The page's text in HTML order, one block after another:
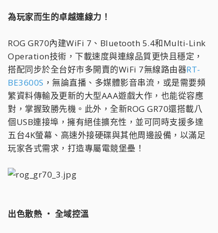
為玩家而生的卓越連線力！
ROG GR70內建WiFi 7、Bluetooth 5.4和Multi-Link
Operation技術，下載速度與連線品質更快且穩定，
搭配同步於全台好市多開賣的WiFi 7無線路由器RT-
BE3600S ，無論直播、多媒體影音串流，或是需要頻
繁資料傳輸及更新的大型AAA遊戲大作，也能從容應
對，掌握致勝先機。此外，全新ROG GR70還搭載八
個USB連接埠，擁有絕佳擴充性，並可同時支援多達
五台4K螢幕、高速外接硬碟與其他周邊設備，以滿足
玩家各式需求，打造專屬電競堡壘！
出色散熱 ‧ 全域控溫